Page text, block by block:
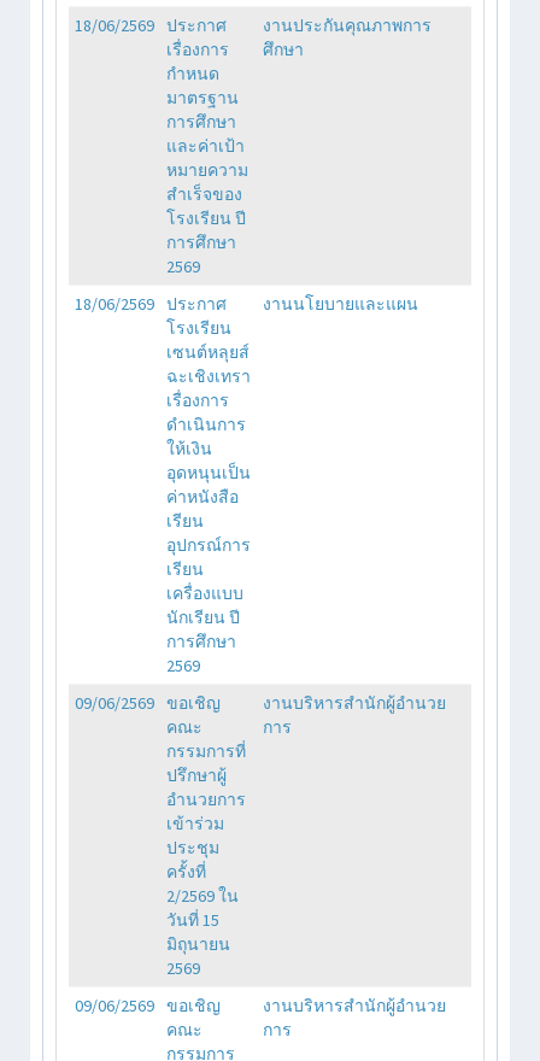
18/06/2569 ประกาศ
เรื่องการ
กำหนด
มาตรฐาน
การศึกษา
และค่าเป้า
หมายความ
สำเร็จของ
โรงเรียน ปี
การศึกษา
2569
งานประกันคุณภาพการ
ศึกษา
18/06/2569 ประกาศ
โรงเรียน
เซนต์หลุยส์
ฉะเชิงเทรา
เรื่องการ
ดำเนินการ
ให้เงิน
อุดหนุนเป็น
ค่าหนังสือ
เรียน
อุปกรณ์การ
เรียน
เครื่องแบบ
นักเรียน ปี
การศึกษา
2569
งานนโยบายและแผน
09/06/2569 ขอเชิญ
คณะ
กรรมการที่
ปรึกษาผู้
อำนวยการ
เข้าร่วม
ประชุม
ครั้งที่
2/2569 ใน
วันที่ 15
มิถุนายน
2569
งานบริหารสำนักผู้อำนวย
การ
09/06/2569 ขอเชิญ
คณะ
กรรมการ
งานบริหารสำนักผู้อำนวย
การ